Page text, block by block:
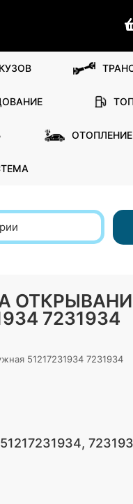
КУЗОВ
7231934
51217231934 7231934